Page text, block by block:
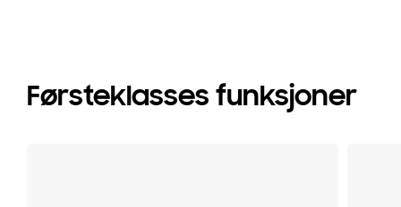
Førsteklasses funksjoner